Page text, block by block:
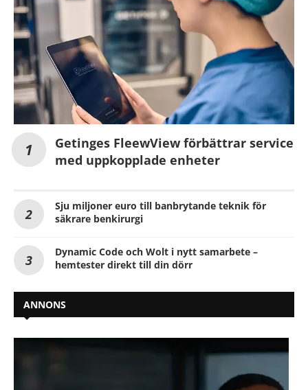
Getinges FleewView förbättrar service
med uppkopplade enheter
Sju miljoner euro till banbrytande teknik för
säkrare benkirurgi
Dynamic Code och Wolt i nytt samarbete –
hemtester direkt till din dörr
ANNONS